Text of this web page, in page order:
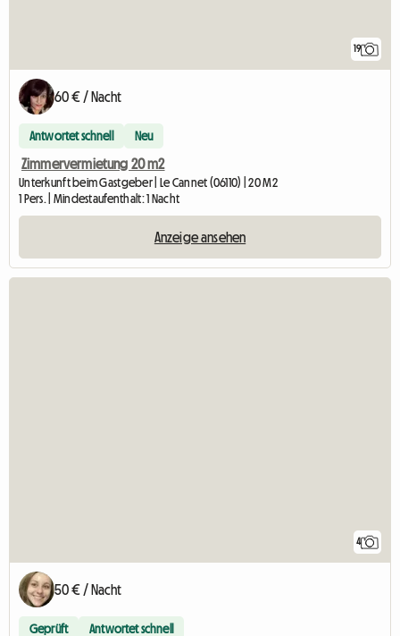
19
60 € / Nacht
Antwortet schnell Neu
Zimmervermietung 20 m2
Unterkunft beim Gastgeber | Le Cannet (06110) | 20 M2
1 Pers. | Mindestaufenthalt: 1 Nacht
Anzeige ansehen
4
50 € / Nacht
Geprüft Antwortet schnell